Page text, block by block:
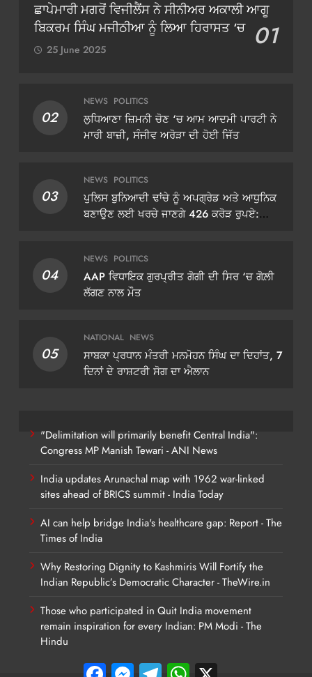
ਛਾਪੇਮਾਰੀ ਮਗਰੋਂ ਵਿਜੀਲੈਂਸ ਨੇ ਸੀਨੀਅਰ ਅਕਾਲੀ ਆਗੂ
ਬਿਕਰਮ ਸਿੰਘ ਮਜੀਠੀਆ ਨੂੰ ਲਿਆ ਹਿਰਾਸਤ ‘ਚ 01
25 June 2025
02
NEWS POLITICS
ਲੁਧਿਆਣਾ ਜ਼ਿਮਨੀ ਚੋਣ ‘ਚ ਆਮ ਆਦਮੀ ਪਾਰਟੀ ਨੇ
ਮਾਰੀ ਬਾਜ਼ੀ, ਸੰਜੀਵ ਅਰੋੜਾ ਦੀ ਹੋਈ ਜਿੱਤ
03
NEWS POLITICS
ਪੁਲਿਸ ਬੁਨਿਆਦੀ ਢਾਂਚੇ ਨੂੰ ਅਪਗ੍ਰੇਡ ਅਤੇ ਆਧੁਨਿਕ
ਬਣਾਉਣ ਲਈ ਖਰਚੇ ਜਾਣਗੇ 426 ਕਰੋੜ ਰੁਪਏ:
04
NEWS POLITICS
AAP ਵਿਧਾਇਕ ਗੁਰਪ੍ਰੀਤ ਗੋਗੀ ਦੀ ਸਿਰ ‘ਚ ਗੋਲ਼ੀ
ਲੱਗਣ ਨਾਲ ਮੌਤ
05
NATIONAL NEWS
ਸਾਬਕਾ ਪ੍ਰਧਾਨ ਮੰਤਰੀ ਮਨਮੋਹਨ ਸਿੰਘ ਦਾ ਦਿਹਾਂਤ, 7
ਦਿਨਾਂ ਦੇ ਰਾਸ਼ਟਰੀ ਸੋਗ ਦਾ ਐਲਾਨ
"Delimitation will primarily benefit Central India":
Congress MP Manish Tewari - ANI News
India updates Arunachal map with 1962 war-linked
sites ahead of BRICS summit - India Today
AI can help bridge India's healthcare gap: Report - The
Times of India
Why Restoring Dignity to Kashmiris Will Fortify the
Indian Republic’s Democratic Character - TheWire.in
Those who participated in Quit India movement
remain inspiration for every Indian: PM Modi - The
Hindu
FacebookMessengerTelegramWhatsApp